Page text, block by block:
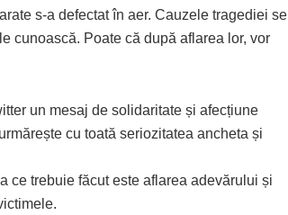
s-a defectat în aer. Cauzele tragediei se
cunoască. Poate că după aflarea lor, vor
un mesaj de solidaritate și afecțiune
cu toată seriozitatea ancheta și
ce trebuie făcut este aflarea adevărului și